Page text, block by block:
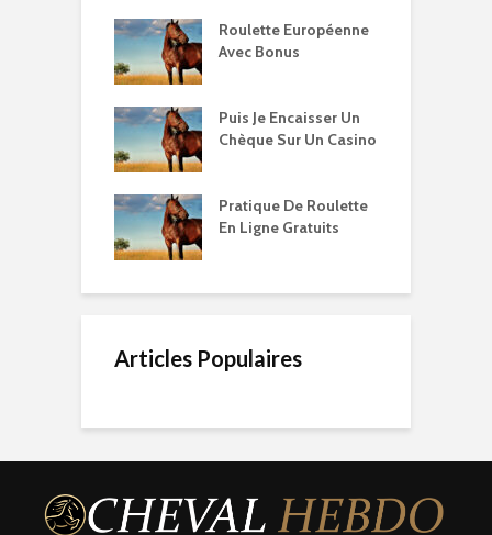
Roulette Européenne
Avec Bonus
Puis Je Encaisser Un
Chèque Sur Un Casino
Pratique De Roulette
En Ligne Gratuits
Articles Populaires